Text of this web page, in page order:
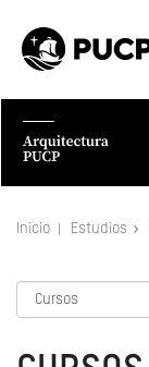
Inicio Estudios